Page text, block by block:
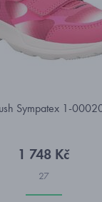
Sympatex 1-
1 748 Kč
27